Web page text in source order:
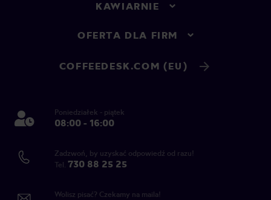
KAWIARNIE
OFERTA DLA FIRM
COFFEEDESK.COM (EU)
Poniedziałek - piątek
08:00 - 16:00
Zadzwoń, by uzyskać odpowiedź od razu!
Tel. 730 88 25 25
Wolisz pisać? Czekamy na maila!